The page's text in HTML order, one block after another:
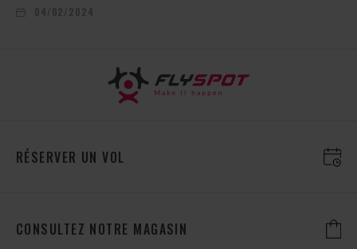
04/02/2024
RÉSERVER UN VOL
CONSULTEZ NOTRE MAGASIN